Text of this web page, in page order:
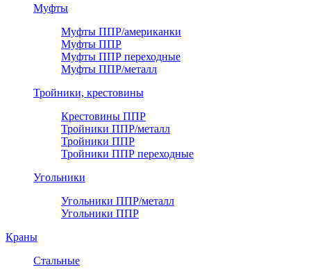
Муфты
Муфты ППР/американки
Муфты ППР
Муфты ППР переходные
Муфты ППР/металл
Тройники, крестовины
Крестовины ППР
Тройники ППР/металл
Тройники ППР
Тройники ППР переходные
Угольники
Угольники ППР/металл
Угольники ППР
Краны
Стальные